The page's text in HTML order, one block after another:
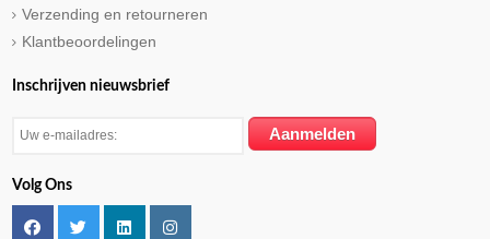
Verzending en retourneren
Klantbeoordelingen
Inschrijven nieuwsbrief
Volg Ons